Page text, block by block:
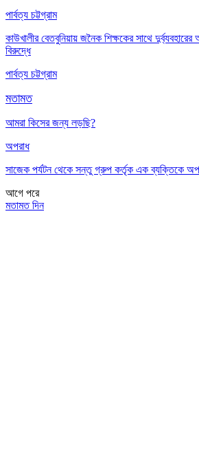
পার্বত্য চট্টগ্রাম
কাউখালীর বেতবুনিয়ায় জনৈক শিক্ষকের সাথে
বিরুদ্ধে
পার্বত্য চট্টগ্রাম
মতামত
আমরা কিসের জন্য লড়ছি?
অপরাধ
সাজেক পর্যটন থেকে সন্তু গ্রুপ কর্তৃক এক ব্যক্তিকে
আগে পরে
মতামত দিন